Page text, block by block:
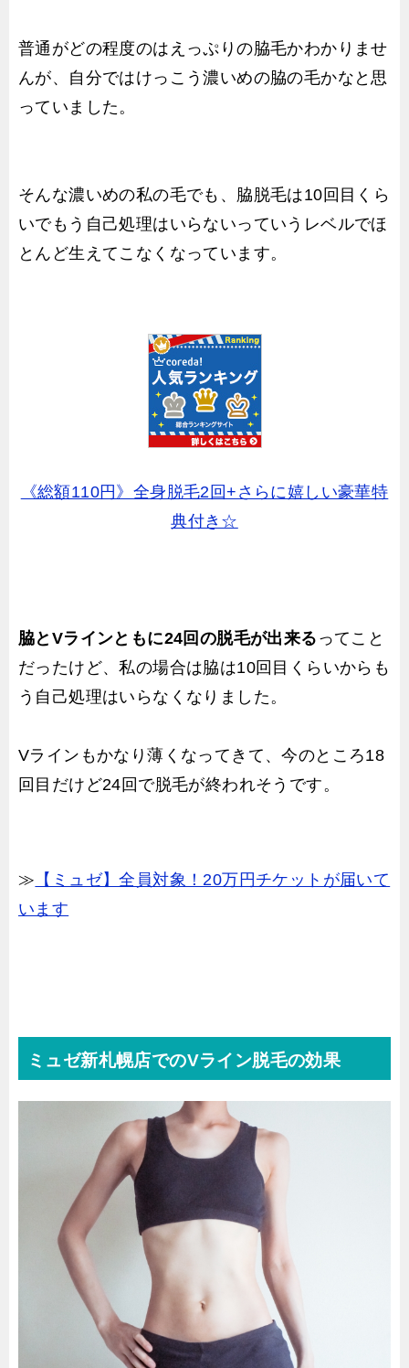
普通がどの程度のはえっぷりの脇毛かわかりませ
んが、自分ではけっこう濃いめの脇の毛かなと思
っていました。
そんな濃いめの私の毛でも、脇脱毛は10回目くら
いでもう自己処理はいらないっていうレベルでほ
とんど生えてこなくなっています。
《総額110円》全身脱毛2回+さらに嬉しい豪華特
典付き☆
脇とVラインともに24回の脱毛が出来る ってこと
だったけど、私の場合は脇は10回目くらいからも
う自己処理はいらなくなりました。
Vラインもかなり薄くなってきて、今のところ18
回目だけど24回で脱毛が終われそうです。
≫ 【ミュゼ】全員対象！20万円チケットが届いて
います
ミュゼ新札幌店でのVライン脱毛の効果